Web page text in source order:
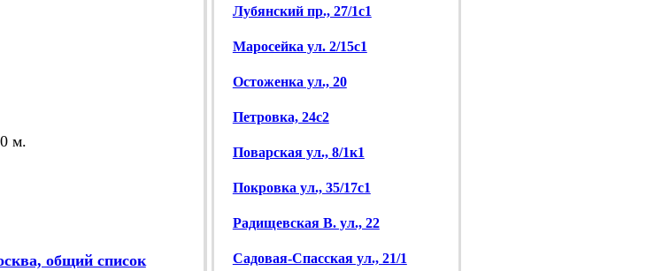
м.
общий список
Лубянский пр., 27/1с1
Маросейка ул. 2/15с1
Остоженка ул., 20
Петровка, 24с2
Поварская ул., 8/1к1
Покровка ул., 35/17с1
Радищевская В. ул., 22
Садовая-Спасская ул., 21/1